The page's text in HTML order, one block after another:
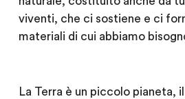
viventi, che ci sostiene e ci
materiali di cui abbiamo
La Terra è un piccolo pianeta,